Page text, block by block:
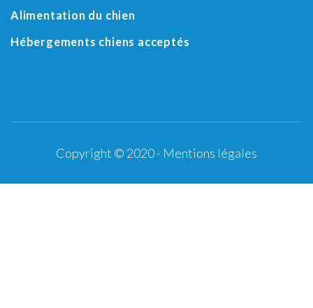
Alimentation du chien
Hébergements chiens acceptés
Copyright © 2020 - Mentions légales